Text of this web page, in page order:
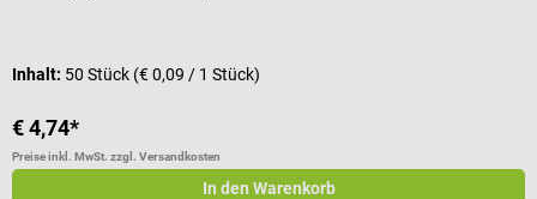
Inhalt: 50 Stück (€ 0,09 / 1 Stück)
€ 4,74*
Preise inkl. MwSt. zzgl. Versandkosten
In den Warenkorb